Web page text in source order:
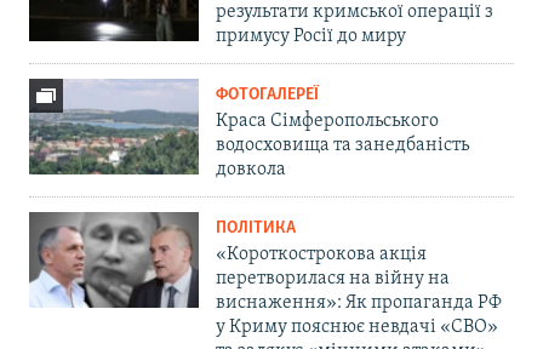
результати кримської операції з
примусу Росії до миру
ФОТОГАЛЕРЕЇ
Краса Сімферопольського
водосховища та занедбаність
довкола
ПОЛІТИКА
«Короткострокова акція
перетворилася на війну на
виснаження»: Як пропаганда РФ
у Криму пояснює невдачі «СВО»